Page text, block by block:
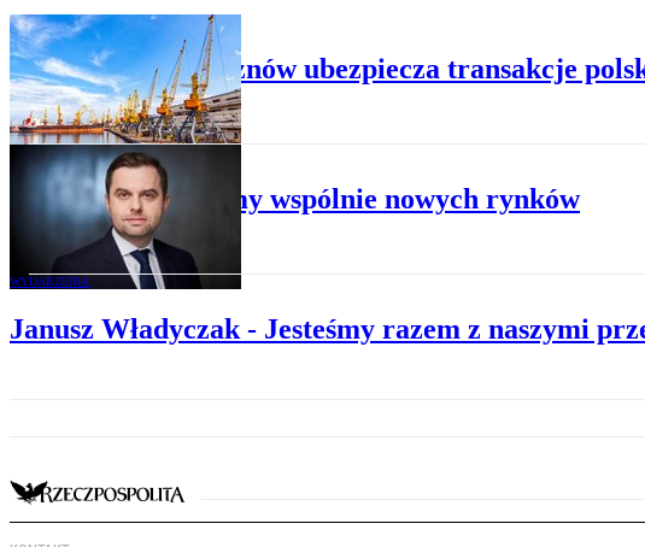
NOWE RYNKI
KUKE znów ubezpiecza transakcje
NOWE RYNKI
Szukajmy wspólnie nowych rynków
WYDARZENIA
Janusz Władyczak - Jesteśmy razem z naszymi